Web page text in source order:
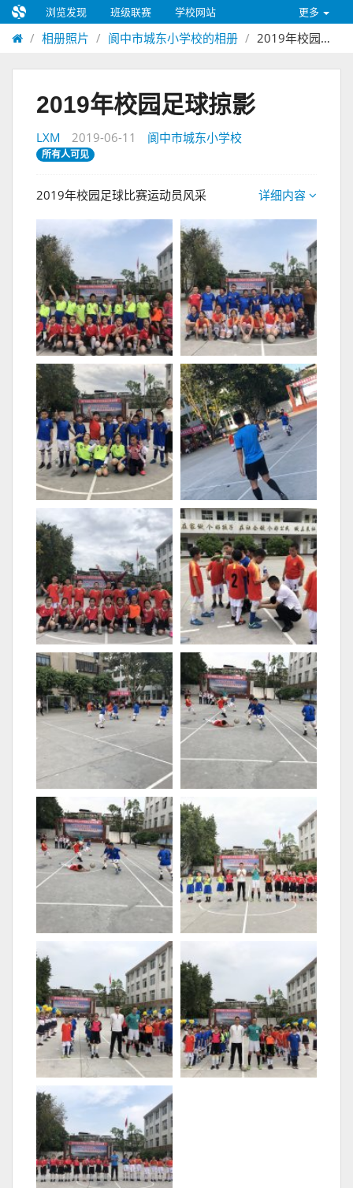
更多
浏览发现 班级联赛 学校网站
相册照片 阆中市城东小学校的相册 2019年校园足球掠影
2019年校园足球掠影
LXM 2019-06-11 阆中市城东小学校
所有人可见
详细内容
2019年校园足球比赛运动员风采